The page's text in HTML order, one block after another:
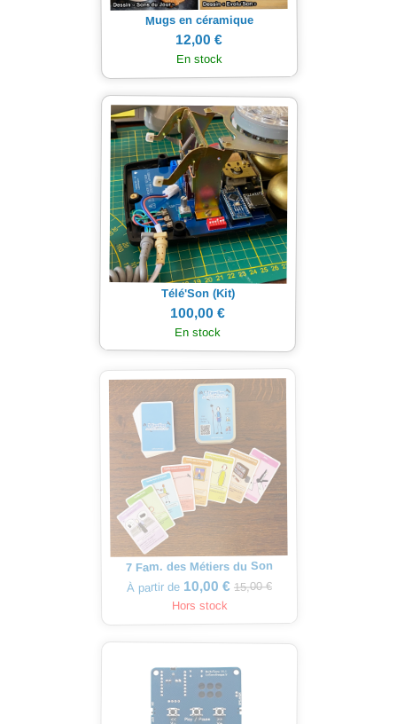
Mugs en céramique
12,00 €
En stock
Télé'Son (Kit)
100,00 €
En stock
7 Fam. des Métiers du Son
À partir de 10,00 € 15,00 €
Hors stock